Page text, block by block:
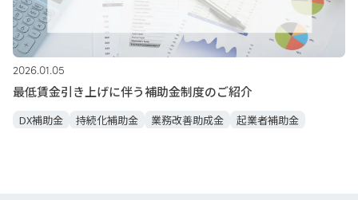
2026.01.05
最低賃金引き上げに伴う補助金制度のご紹介
DX補助金 持続化補助金 業務改善助成金 起業者補助金